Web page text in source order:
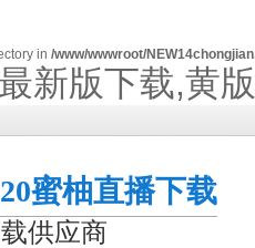
in /www/wwwroot/
新版下载,黄
蜜柚直播下载
供应商